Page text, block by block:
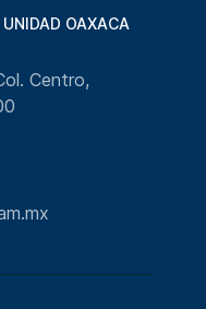
OAXACA
Centro,